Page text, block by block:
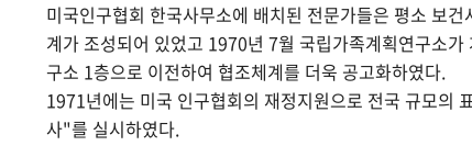
미국인구협회 한국사무소에 배치된 전문가들은 평소 보
계가 조성되어 있었고 1970년 7월 국립가족계획연구소
구소 1층으로 이전하여 협조체계를 더욱 공고화하였다.
1971년에는 미국 인구협회의 재정지원으로 전국 규모의
사"를 실시하였다.